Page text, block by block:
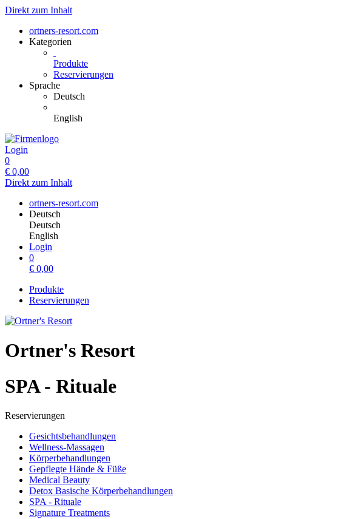
Direkt zum Inhalt
ortners-resort.com
Kategorien
Produkte
Reservierungen
Sprache
Deutsch
English
Login
0
€ 0,00
Direkt zum Inhalt
ortners-resort.com
Deutsch
Deutsch
English
Login
0
€ 0,00
Produkte
Reservierungen
Ortner's Resort
SPA - Rituale
Reservierungen
Gesichtsbehandlungen
Wellness-Massagen
Körperbehandlungen
Gepflegte Hände & Füße
Medical Beauty
Detox Basische Körperbehandlungen
SPA - Rituale
Signature Treatments